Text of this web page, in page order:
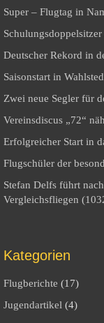
Super – Flugtag in
Deutscher Rekord in
Saisonstart in
Zwei neue Segler für
Vereinsdiscus „72“
Erfolgreicher Start in
Flugschüler der
Stefan Delfs führt
Vergleichsfliegen
Kategorien
Flugberichte (17)
Jugendartikel (4)